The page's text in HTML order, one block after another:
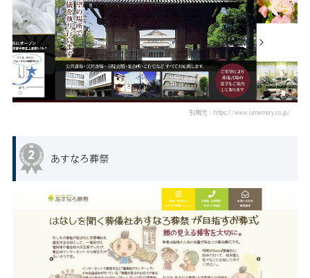
引用元：https://www.iumemory.co.jp/
あすなろ葬祭